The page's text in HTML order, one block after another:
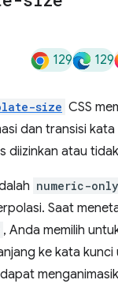
129 129
size CSS
dan transisi
diizinkan atau
numeric-only
Saat
, Anda memilih
ke kata kunci